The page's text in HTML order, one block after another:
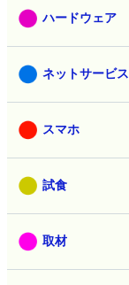
ハードウェア
ネットサービス
スマホ
試食
取材